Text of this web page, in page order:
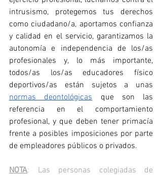
intrusismo, protegemos tus derechos
como ciudadano/a, aportamos confianza
y calidad en el servicio, garantizamos la
autonomía e independencia de los/as
profesionales y, lo más importante,
todos/as los/as educadores físico
normas deontológicas que son las
referencia en el comportamiento
profesional, y que deben tener primacía
frente a posibles imposiciones por parte
de empleadores públicos o privados.
NOTA: Las personas colegiadas de